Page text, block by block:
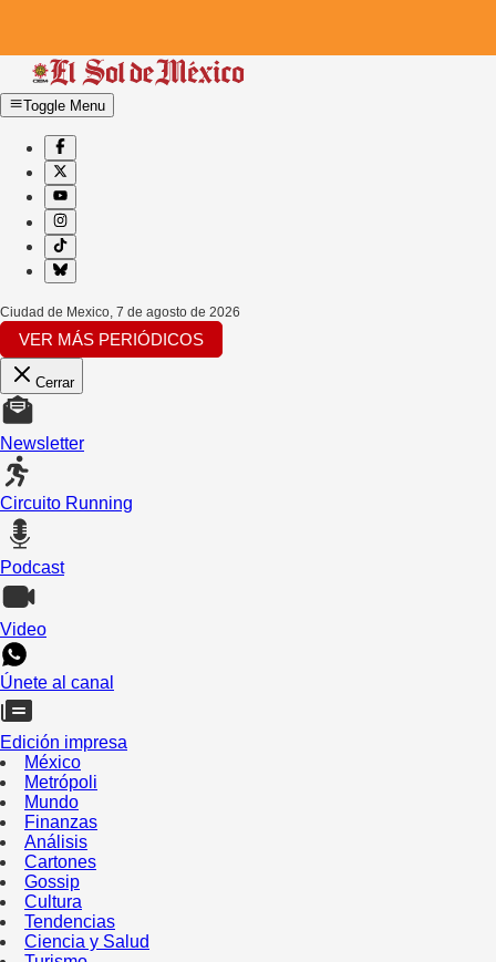
Toggle Menu
Ciudad de Mexico, 7 de agosto de 2026
VER MÁS PERIÓDICOS
Cerrar
Newsletter
Circuito Running
Podcast
Video
Únete al canal
Edición impresa
México
Metrópoli
Mundo
Finanzas
Análisis
Cartones
Gossip
Cultura
Tendencias
Ciencia y Salud